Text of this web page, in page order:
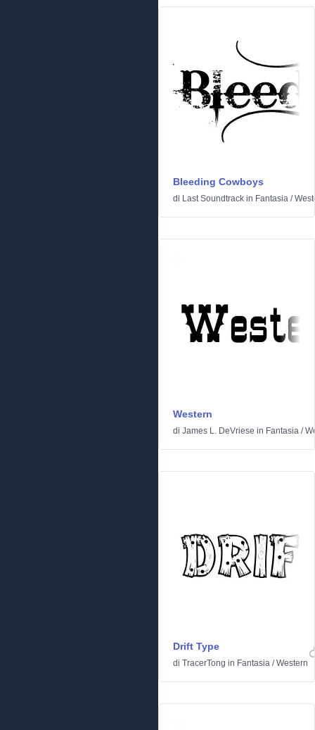
Bleeding Cowboys
di Last Soundtrack in Fantasia /
Western
di James L. DeVriese in Fantasia /
Drift Type
di TracerTong in Fantasia /Western